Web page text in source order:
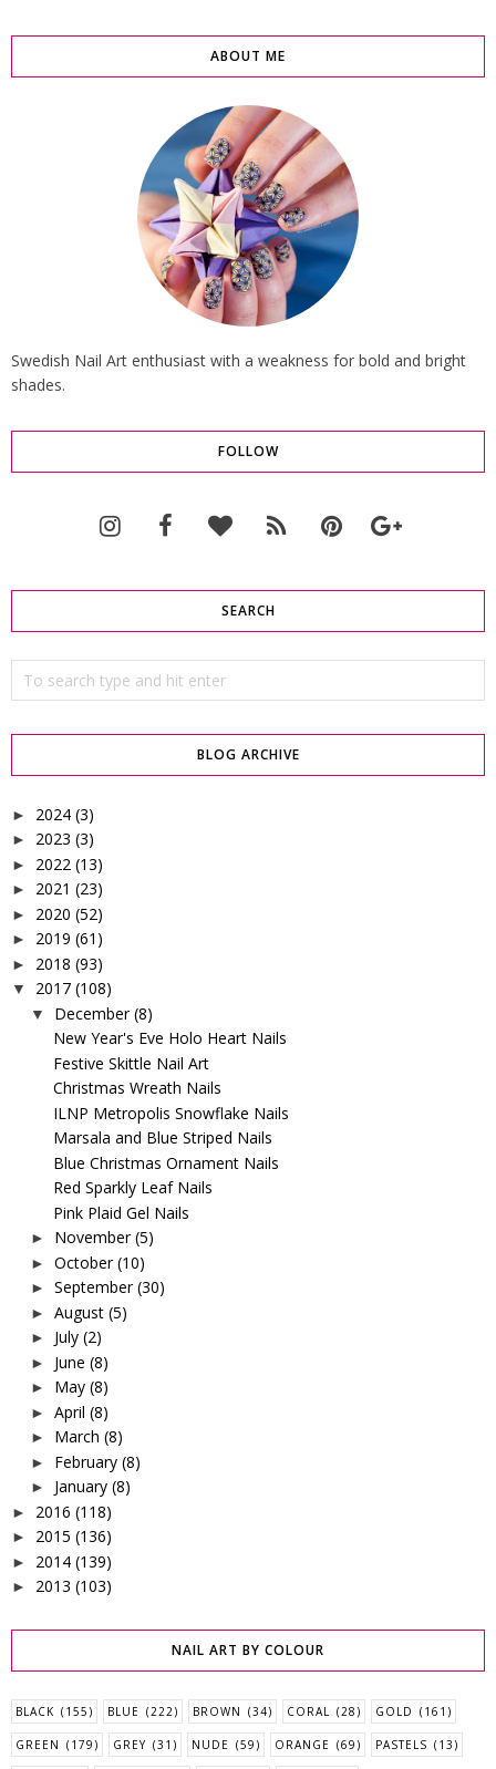
ABOUT ME
Swedish Nail Art enthusiast with a weakness for bold and bright
shades.
FOLLOW
SEARCH
BLOG ARCHIVE
► 2024 (3)
► 2023 (3)
► 2022 (13)
► 2021 (23)
► 2020 (52)
► 2019 (61)
► 2018 (93)
▼ 2017 (108)
▼ December (8)
New Year's Eve Holo Heart Nails
Festive Skittle Nail Art
Christmas Wreath Nails
ILNP Metropolis Snowflake Nails
Marsala and Blue Striped Nails
Blue Christmas Ornament Nails
Red Sparkly Leaf Nails
Pink Plaid Gel Nails
► November (5)
► October (10)
► September (30)
► August (5)
► July (2)
► June (8)
► May (8)
► April (8)
► March (8)
► February (8)
► January (8)
► 2016 (118)
► 2015 (136)
► 2014 (139)
► 2013 (103)
NAIL ART BY COLOUR
BLACK (155) BLUE (222) BROWN (34) CORAL (28) GOLD (161)
GREEN (179) GREY (31) NUDE (59) ORANGE (69) PASTELS (13)